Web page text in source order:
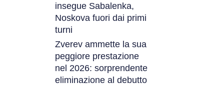
insegue Sabalenka,
Noskova fuori dai primi
turni
Zverev ammette la sua
peggiore prestazione
nel 2026: sorprendente
eliminazione al debutto